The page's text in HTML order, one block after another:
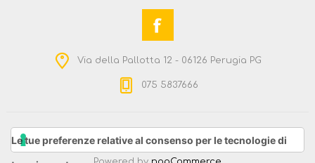
Via della Pallotta 12 - 06126 Perugia PG
075 5837666
Copyright © 2026 Noicoop - Mercato civile. Tutti i diritti
Le tue preferenze relative al consenso per le tecnologie di